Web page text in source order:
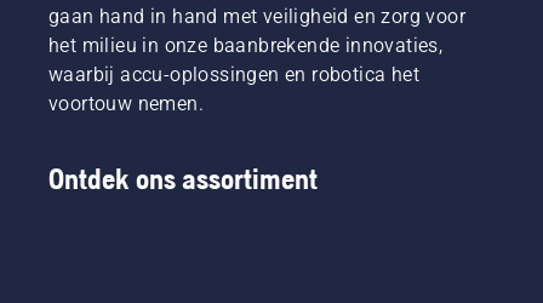
gaan hand in hand met veiligheid en zorg voor
het milieu in onze baanbrekende innovaties,
waarbij accu-oplossingen en robotica het
voortouw nemen.
Ontdek ons assortiment